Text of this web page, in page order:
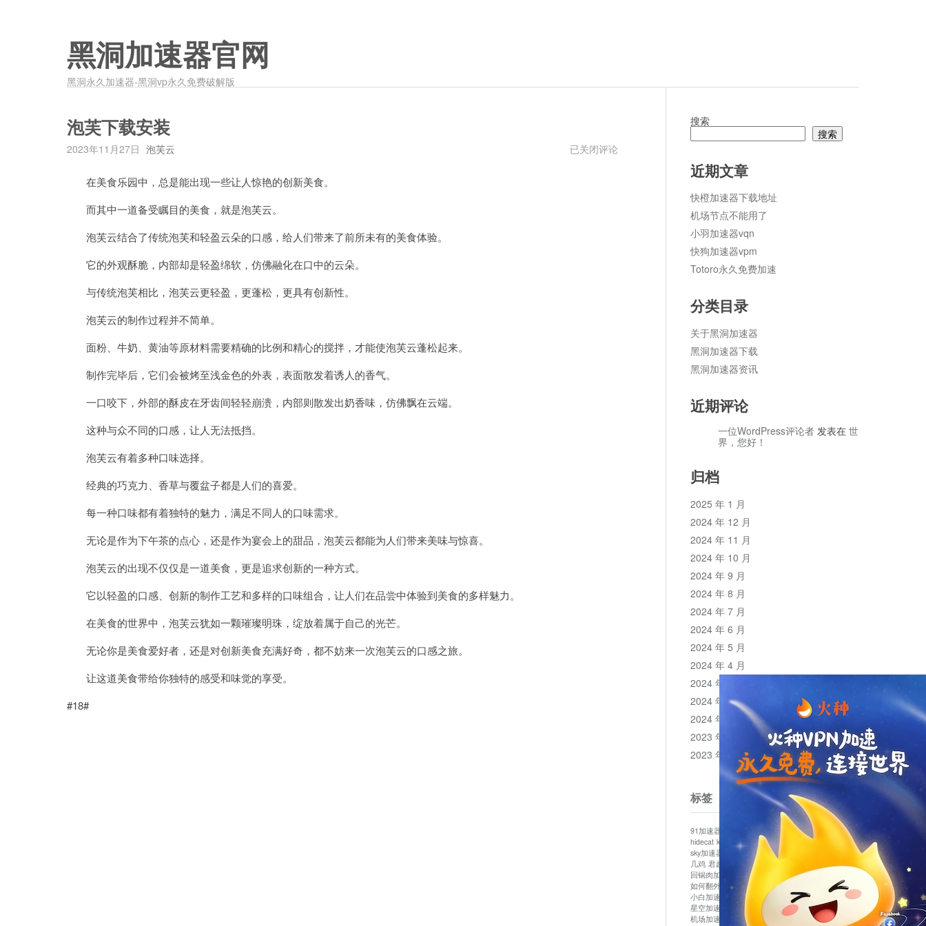
黑洞加速器官网
黑洞永久加速器-黑洞vp永久免费破解版
泡芙下载安装
2023年11月27日 泡芙云
泡
已关闭评论
在美食乐园中，总是能出现一些让人惊艳的创新美食。
而其中一道备受瞩目的美食，就是泡芙云。
泡芙云结合了传统泡芙和轻盈云朵的口感，给人们带来了前所未有的美食体验。
它的外观酥脆，内部却是轻盈绵软，仿佛融化在口中的云朵。
与传统泡芙相比，泡芙云更轻盈，更蓬松，更具有创新性。
泡芙云的制作过程并不简单。
面粉、牛奶、黄油等原材料需要精确的比例和精心的搅拌，才能使泡芙云蓬松起来。
制作完毕后，它们会被烤至浅金色的外表，表面散发着诱人的香气。
一口咬下，外部的酥皮在牙齿间轻轻崩溃，内部则散发出奶香味，仿佛飘在云端。
这种与众不同的口感，让人无法抵挡。
泡芙云有着多种口味选择。
经典的巧克力、香草与覆盆子都是人们的喜爱。
每一种口味都有着独特的魅力，满足不同人的口味需求。
无论是作为下午茶的点心，还是作为宴会上的甜品，泡芙云都能为人们带来美味与惊喜。
泡芙云的出现不仅仅是一道美食，更是追求创新的一种方式。
它以轻盈的口感、创新的制作工艺和多样的口味组合，让人们在品尝中体验到美食的多样魅力。
在美食的世界中，泡芙云犹如一颗璀璨明珠，绽放着属于自己的光芒。
无论你是美食爱好者，还是对创新美食充满好奇，都不妨来一次泡芙云的口感之旅。
让这道美食带给你独特的感受和味觉的享受。
#18#
搜索
搜索
近期文章
快橙加速器下载地址
机场节点不能用了
小羽加速器vqn
快狗加速器vpm
Totoro永久免费加速
分类目录
关于黑洞加速器
黑洞加速器下载
黑洞加速器资讯
近期评论
一位WordPress评论者 发表在 世
界，您好！
归档
2025 年 1 月
2024 年 12 月
2024 年 11 月
2024 年 10 月
2024 年 9 月
2024 年 8 月
2024 年 7 月
2024 年 6 月
2024 年 5 月
2024 年 4 月
2024 年 3 月
2024 年 2 月
2024 年 1 月
2023 年 12 月
2023 年 11 月
标签
91加速器 bluelayer加速器
clash节点
hidecat kuai500 panda加速器
plex加速器
sky加速器
telegram加速器 中信加速器
云梯加速器
几鸡 君越加速器 哔咔漫画加速器
唐师傅加速器
回锅肉加速器
坚果加速器 壹点加速器
如何翻外墙网站 小哈vp加速器
小火箭加速器
小白加速器
布谷vp加速器 心阶云 快连
星空加速器
最新版clash安卓下载
月光加速器
机场加速器
松果云 极快加速器
梯子加速器